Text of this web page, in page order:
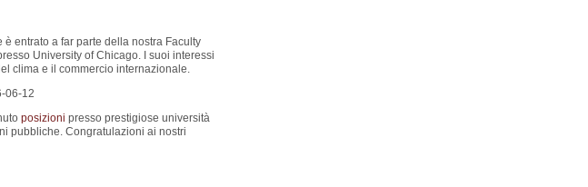
è entrato a far parte della nostra Faculty
University of Chicago. I suoi interessi
clima e il commercio internazionale.
06-12
posizioni presso prestigiose università
pubbliche. Congratulazioni ai nostri